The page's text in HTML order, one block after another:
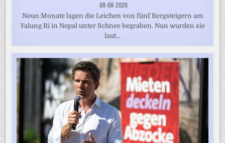
08-08-2026
Neun Monate lagen die Leichen von fünf Bergsteigern am
Yalung Ri in Nepal unter Schnee begraben. Nun wurden sie
laut...